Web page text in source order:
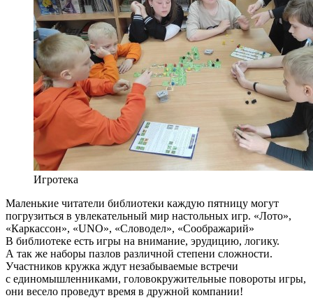
Игротека
Маленькие читатели библиотеки каждую пятницу могут
погрузиться в увлекательный мир настольных игр. «Лото»,
«Каркассон», «UNO», «Словодел», «Соображарий»
В библиотеке есть игры на внимание, эрудицию, логику.
А так же наборы пазлов различной степени сложности.
Участников кружка ждут незабываемые встречи
с единомышленниками, головокружительные повороты игры,
они весело проведут время в дружной компании!